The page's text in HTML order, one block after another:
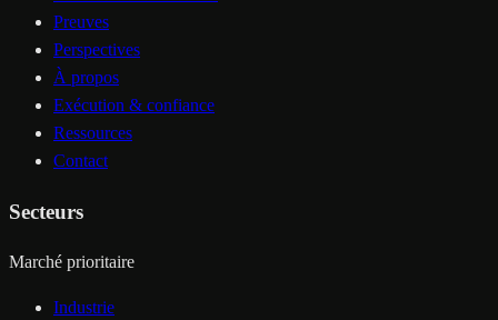
Preuves
Perspectives
À propos
Exécution & confiance
Ressources
Contact
Secteurs
Marché prioritaire
Industrie